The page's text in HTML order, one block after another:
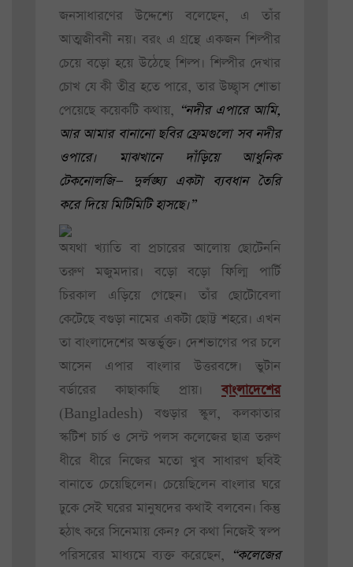
জনসাধারণের উদ্দেশ্যে বলেছেন, এ তাঁর
আত্মজীবনী নয়। বরং এ গ্রন্থে একজন শিল্পীর
চেয়ে বড়ো হয়ে উঠেছে শিল্প। শিল্পীর দেখার
চোখ যে কী তীব্র হতে পারে, তার উচ্ছ্বাস শোভা
পেয়েছে কয়েকটি কথায়, “নদীর এপারে আমি,
আর আমার বানানো ছবির ফ্রেমগুলো সব নদীর
ওপারে। মাঝখানে দাঁড়িয়ে আধুনিক
টেকনোলজি— দুর্লঙ্ঘ্য একটা ব্যবধান তৈরি
করে দিয়ে মিটিমিটি হাসছে।”
অযথা খ্যাতি বা প্রচারের আলোয় ছোটেননি
তরুণ মজুমদার। বড়ো বড়ো ফিল্মি পার্টি
চিরকাল এড়িয়ে গেছেন। তাঁর ছোটোবেলা
কেটেছে বগুড়া নামের একটা ছোট্ট শহরে। এখন
তা বাংলাদেশের অন্তর্ভুক্ত। দেশভাগের পর চলে
আসেন এপার বাংলার উত্তরবঙ্গে। ভুটান
বর্ডারের কাছাকাছি প্রায়।বাংলাদেশের
(Bangladesh) বগুড়ার স্কুল, কলকাতার
স্কটিশ চার্চ ও সেন্ট পলস কলেজের ছাত্র তরুণ
ধীরে ধীরে নিজের মতো খুব সাধারণ ছবিই
বানাতে চেয়েছিলেন। চেয়েছিলেন বাংলার ঘরে
ঢুকে সেই ঘরের মানুষদের কথাই বলবেন। কিন্তু
হঠাৎ করে সিনেমায় কেন? সে কথা নিজেই স্বল্প
পরিসরের মাধ্যমে ব্যক্ত করেছেন, “কলেজের